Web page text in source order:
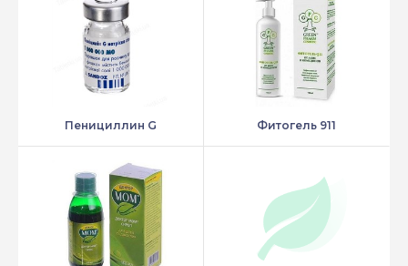
Пенициллин G Фитогель 911